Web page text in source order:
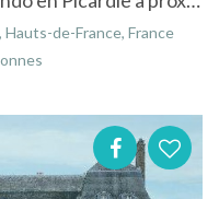
de-France, France